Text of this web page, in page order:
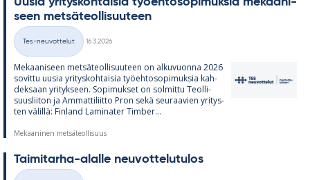
seen met­sä­teol­li­suu­teen
Kategoriat
Tes-neuvottelut
16.3.2026
Me­kaa­ni­seen met­sä­teol­li­suu­teen on al­ku­vuonna 2026
so­vittu uusia yri­tys­koh­tai­sia työ­eh­to­so­pi­muk­sia kah­
dek­saan yri­tyk­seen. So­pi­muk­set on sol­mittu Teol­li­
suus­lii­ton ja Am­mat­ti­liitto Pron sekä seu­raa­vien yri­tys­
ten vä­lillä: Fin­land La­mi­na­ter Tim­ber...
Mekaaninen metsäteollisuus
Tai­mi­tarha-alalle neu­vot­te­lu­tu­los